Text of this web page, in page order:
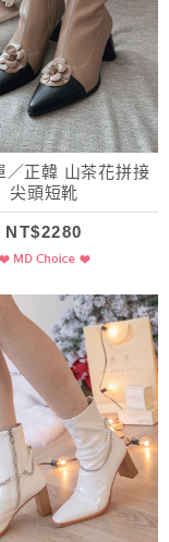
／正韓 山茶花拼接
尖頭短靴
NT$2280